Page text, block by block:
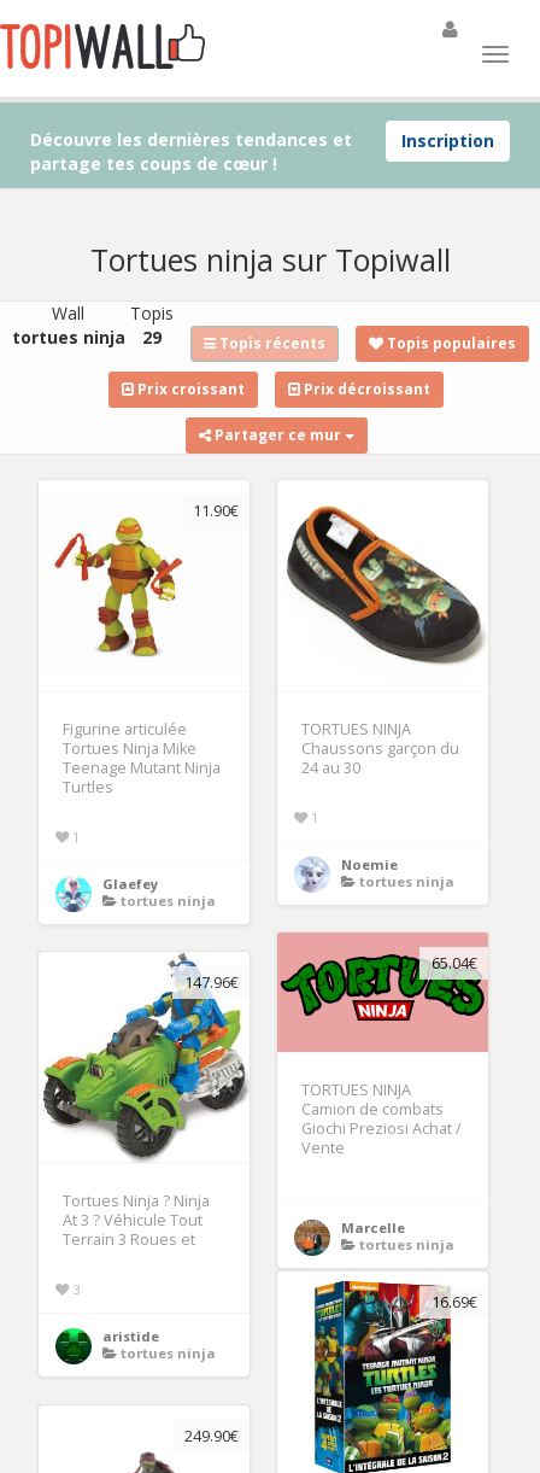
Inscription
Découvre les dernières tendances et
partage tes coups de cœur !
Tortues ninja sur Topiwall
Wall
tortues ninja
Topis
29
Topis récents Topis populaires
Prix croissant Prix décroissant
Partager ce mur
11.90€
Figurine articulée
Tortues Ninja Mike
Teenage Mutant Ninja
Turtles
1
Glaefey
tortues ninja
TORTUES NINJA
Chaussons garçon du
24 au 30
1
Noemie
tortues ninja
65.04€
TORTUES NINJA
Camion de combats
Giochi Preziosi Achat /
Vente
Marcelle
tortues ninja
147.96€
Tortues Ninja ? Ninja
At 3 ? Véhicule Tout
Terrain 3 Roues et
3
aristide
tortues ninja
16.69€
249.90€